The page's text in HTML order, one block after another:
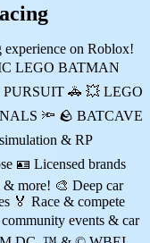
on Roblox!
LEGO BATMAN
🚓 💥 LEGO
🔦 🪨 BATCAVE
& RP
🪪 Licensed brands
more! 🎨 Deep car
🏅 Race & compete
events & car